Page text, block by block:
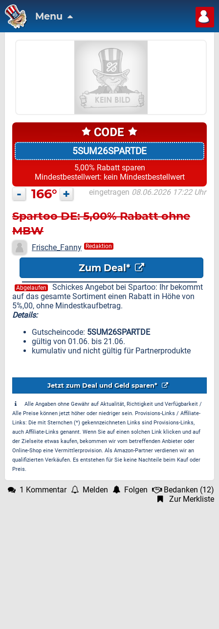
Menu
5SUM26SPARTDE
5,00% Rabatt sparen
Mindestbestellwert: kein Mindestbestellwert
- 166° + eingetragen 08.06.2026 17:22 Uhr
Spartoo DE: 5,00% Rabatt ohne
MBW
Frische_Fanny Redaktion
Zum Deal*
Abgelaufen
Schickes Angebot bei Spartoo: Ihr bekommt
auf das gesamte Sortiment einen Rabatt in Höhe von
5%,00, ohne Mindestkaufbetrag.
Details:
Gutscheincode: 5SUM26SPARTDE
gültig von 01.06. bis 21.06.
kumulativ und nicht gültig für Partnerprodukte
Jetzt zum Deal und Geld sparen*
Alle Angaben ohne Gewähr auf Aktualität, Richtigkeit und Verfügbarkeit /
Alle Preise können jetzt höher oder niedriger sein. Provisions-Links / Affiliate-
Links: Die mit Sternchen (*) gekennzeichneten Links sind Provisions-Links,
auch Affiliate-Links genannt. Wenn Sie auf einen solchen Link klicken und auf
der Zielseite etwas kaufen, bekommen wir vom betreffenden Anbieter oder
Online-Shop eine Vermittlerprovision. Als Amazon-Partner verdienen wir an
qualifizierten Verkäufen. Es entstehen für Sie keine Nachteile beim Kauf oder
Preis.
1 Kommentar Melden Folgen Bedanken (12)
Zur Merkliste